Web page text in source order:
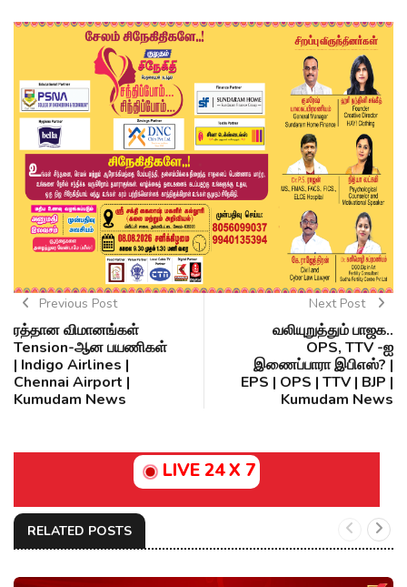
Previous Post
ரத்தான விமானங்கள்
Tension-ஆன பயணிகள்
| Indigo Airlines |
Chennai Airport |
Kumudam News
Next Post
வலியுறுத்தும் பாஜக..
OPS, TTV -ஐ
இணைப்பாரா இபிஎஸ்? |
EPS | OPS | TTV | BJP |
Kumudam News
LIVE 24 X 7
RELATED POSTS